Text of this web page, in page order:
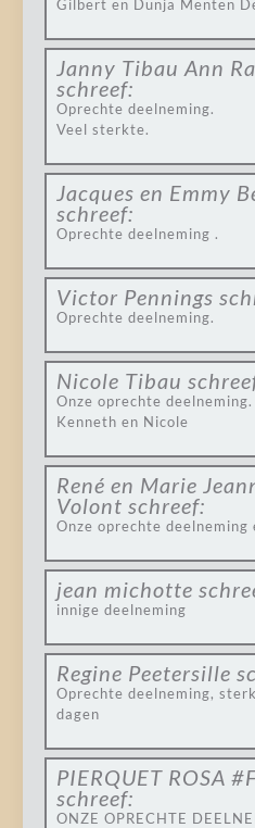
Gilbert en Dunja Menten
Janny Tibau Ann
schreef:
Oprechte deelneming.
Veel sterkte.
Jacques en Emmy
schreef:
Oprechte deelneming .
Victor Pennings
Oprechte deelneming.
Nicole Tibau
Onze oprechte deelneming.
Kenneth en Nicole
René en Marie
Volont schreef:
Onze oprechte
jean michotte
innige deelneming
Regine Peetersille
Oprechte deelneming,
dagen
PIERQUET ROSA
schreef:
ONZE OPRECHTE